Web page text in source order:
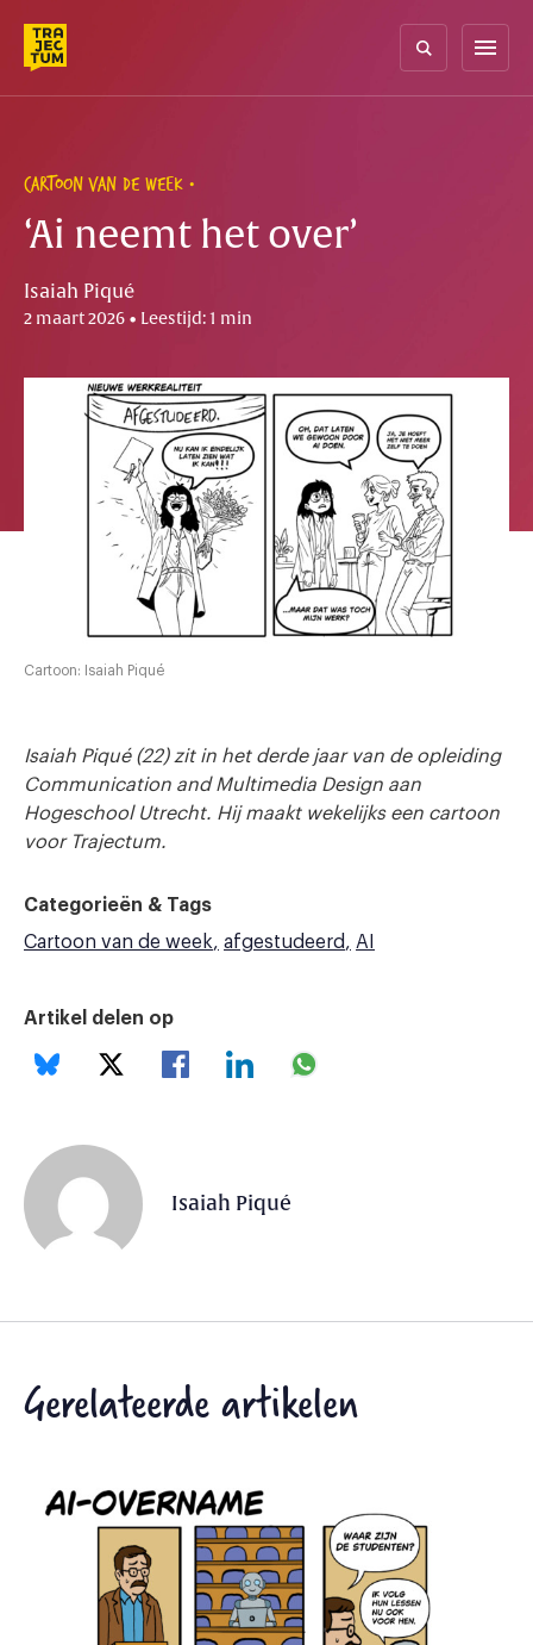
content
menu
CARTOON VAN DE WEEK
‘Ai neemt het over’
Isaiah Piqué
2 maart 2026 • Leestijd: 1 min
Cartoon: Isaiah Piqué
Isaiah Piqué (22) zit in het derde jaar van de opleiding
Communication and Multimedia Design aan
Hogeschool Utrecht. Hij maakt wekelijks een cartoon
voor Trajectum.
Categorieën & Tags
Cartoon van de week
afgestudeerd AI
Artikel delen op
Isaiah Piqué
Gerelateerde artikelen